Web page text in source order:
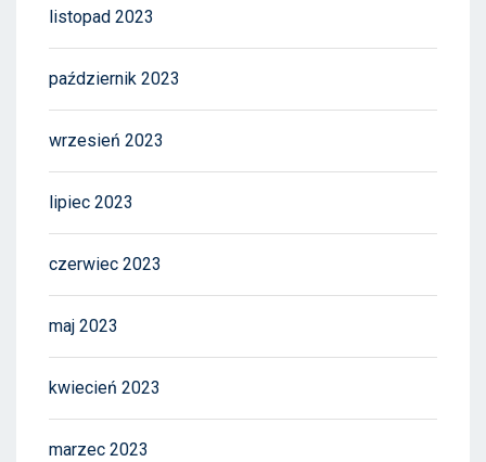
listopad 2023
październik 2023
wrzesień 2023
lipiec 2023
czerwiec 2023
maj 2023
kwiecień 2023
marzec 2023